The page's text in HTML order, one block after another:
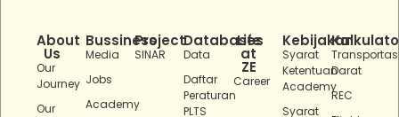
About
Us
Our
Journey
Our
Bussiness
Media
Jobs
Academy
Project
SINAR
Databases
Data
Daftar
Peraturan
PLTS
Life
at
ZE
Career
Kebijakan
Syarat
Ketentuan
Academy
Syarat
Darat
REC